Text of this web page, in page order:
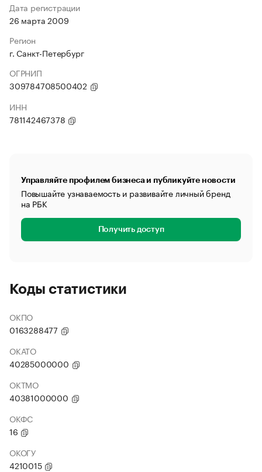
Дата регистрации
26 марта 2009
Регион
г. Санкт-Петербург
ОГРНИП
309784708500402
ИНН
781142467378
Управляйте профилем бизнеса и публикуйте новости
Повышайте узнаваемость и развивайте личный бренд
на РБК
Получить доступ
Коды статистики
ОКПО
0163288477
ОКАТО
40285000000
ОКТМО
40381000000
ОКФС
16
ОКОГУ
4210015